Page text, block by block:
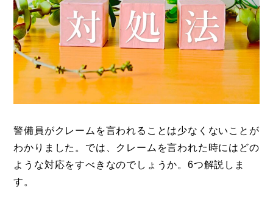
警備員がクレームを言われることは少なくないことが
わかりました。では、クレームを言われた時にはどの
ような対応をすべきなのでしょうか。6つ解説しま
す。